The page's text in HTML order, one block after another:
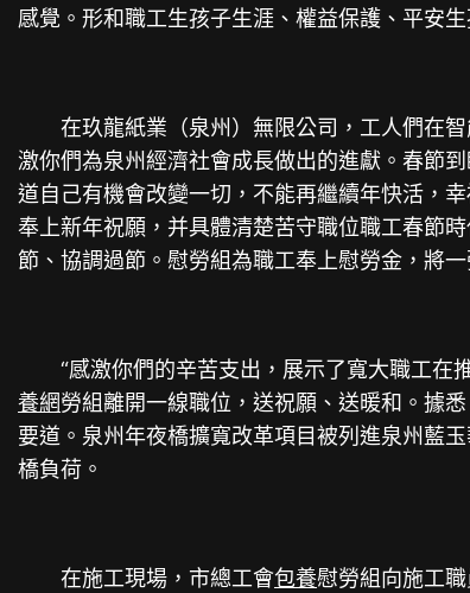
感覺。形和職工生孩子生涯、權益保護、平安
在玖龍紙業（泉州）無限公司，工人們在智
激你們為泉州經濟社會成長做出的進獻。春節
道自己有機會改變一切，不能再繼續年快活，
奉上新年祝願，并具體清楚苦守職位職工春節
節、協調過節。慰勞組為職工奉上慰勞金，將
“感激你們的辛苦支出，展示了寬大職工在推
養網勞組離開一線職位，送祝願、送暖和。據
要道。泉州年夜橋擴寬改革項目被列進泉州藍
橋負荷。
在施工現場，市總工會包養慰勞組向施工